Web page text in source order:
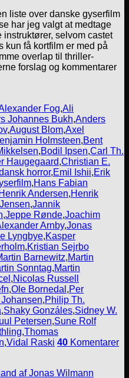
liste over danske gyserfilm
har jeg valgt at medtage
selvom castet
kun få kortfilm er med på
overlap til thriller-
forslag og kommentarer
Fog,Ali
Johannes Bukh,Anders
,August Blom,Axel
Holmsteen,Bent
,Bodil Ipsen,Carl Th.
Haugegaard,Christian E.
horror,Emil Ishii,Erik
,Hans Fabian
Henrik Andersen,Henrik
,Jannik
,Jeppe Rønde,Joachim
Arnby,Jonas
Lyngbye,Kasper
,Kristian Sejrbo
Barnewitz,Martin
Sonntag,Martin
,Nicolas Russell
,Ole Bornedal ,Per
Johansen,Philip Th.
,Shaky Gonzáles,Sidney W.
Petersen,Sune Rolf
,Thomas
,Vidal Raski 40 Komentarer
af Jonas Wilmann